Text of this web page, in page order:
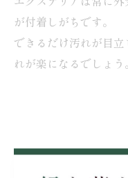
が付着しがちです。
できるだけ汚れが目
れが楽になるでしょう。
まとめ